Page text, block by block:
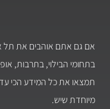
אם גם אתם אוהבים את תל
בתחומי הבילוי, בתרבות,
תמצאו את כל המידע הכי
מיוחדת שיש.